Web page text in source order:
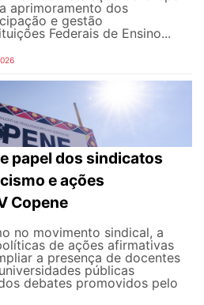
aprimoramento dos
e gestão
Federais de Ensino...
papel dos sindicatos
e ações
Copene
no movimento sindical, a
de ações afirmativas
a presença de docentes
públicas
debates promovidos pelo